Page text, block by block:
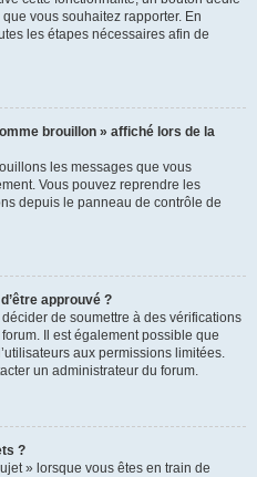
vous souhaitez rapporter. En
les étapes nécessaires afin de
brouillon » affiché lors de la
les messages que vous
Vous pouvez reprendre les
depuis le panneau de contrôle de
approuvé ?
de soumettre à des vérifications
Il est également possible que
aux permissions limitées.
un administrateur du forum.
?
» lorsque vous êtes en train de